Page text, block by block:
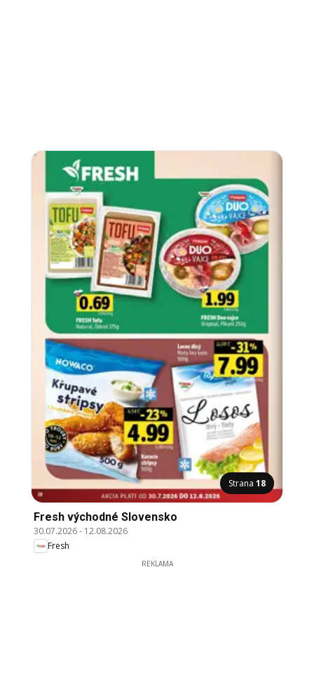
Strana 18
Fresh východné Slovensko
30.07.2026- 12.08.2026
Fresh
REKLAMA